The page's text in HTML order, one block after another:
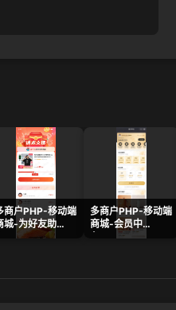
商户PHP-移动端
城-为好友助
力.png
多商户PHP-移动端
商城-会员中
心.png